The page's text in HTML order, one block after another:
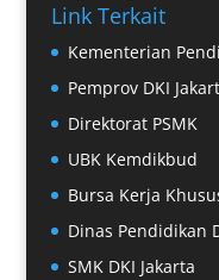
Link Terkait
Kementerian
Pemprov DKI
Direktorat PSMK
UBK Kemdikbud
Bursa Kerja
Dinas Pendidikan
SMK DKI Jakarta